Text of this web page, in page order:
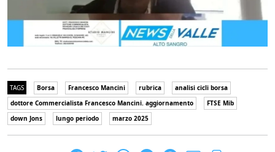
TAGS Borsa Francesco Mancini rubrica
analisi cicli borsa
dottore Commercialista Francesco Mancini. aggiornamento
FTSE Mib
down Jons
lungo periodo marzo 2025